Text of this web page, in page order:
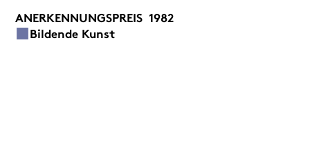
ANERKENNUNGSPREIS 1982
Bildende Kunst